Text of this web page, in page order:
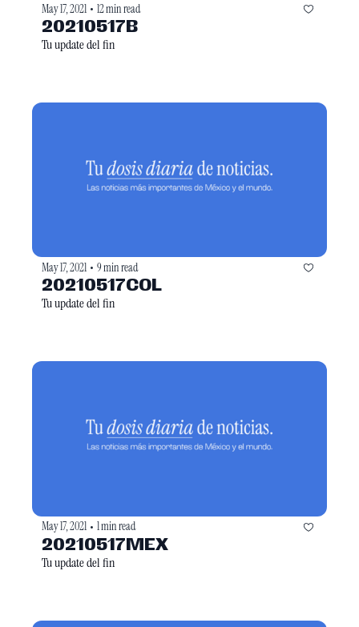
May 17, 2021 • 12 min read
20210517B
Tu update del fin
May 17, 2021 • 9 min read
20210517COL
Tu update del fin
May 17, 2021 • 1 min read
20210517MEX
Tu update del fin